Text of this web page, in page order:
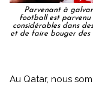
Parvenant à
football est parvenu
considérables dans
et de faire bouger des
Au Qatar, nous